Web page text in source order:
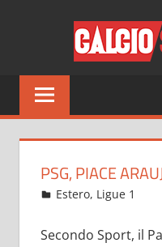
Tutto
sul
del
PSG, PIACE
Marzo 12, 2022
admin
Estero, Ligue 1
Secondo Sport, il